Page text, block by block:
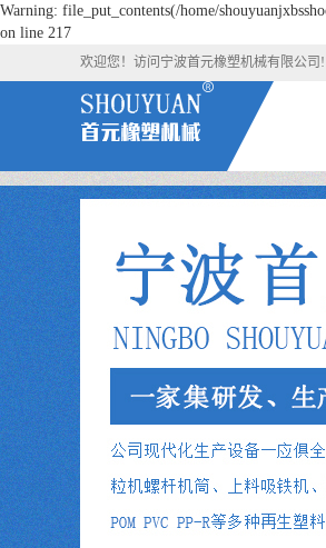
Warning: file_put_contents(/home/
on line 217
欢迎您！访问宁波首元橡塑机械有限公司!